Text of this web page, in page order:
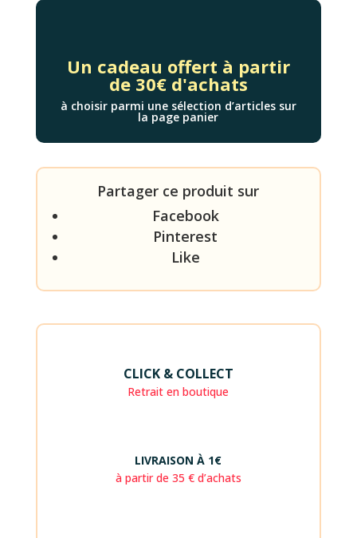
Un cadeau offert à partir
de 30€ d'achats
à choisir parmi une sélection d’articles sur
la page panier
Partager ce produit sur
Facebook
Pinterest
Like
CLICK & COLLECT
Retrait en boutique
LIVRAISON À 1€
à partir de 35 € d’achats